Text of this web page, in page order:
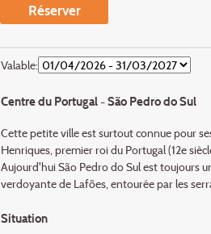
Réserver
Valable:
Centre du Portugal - São Pedro do Sul
Cette petite ville est surtout connue pour
Henriques, premier roi du Portugal (12e
Aujourd'hui São Pedro do Sul est toujours
verdoyante de Lafões, entourée par les
Situation